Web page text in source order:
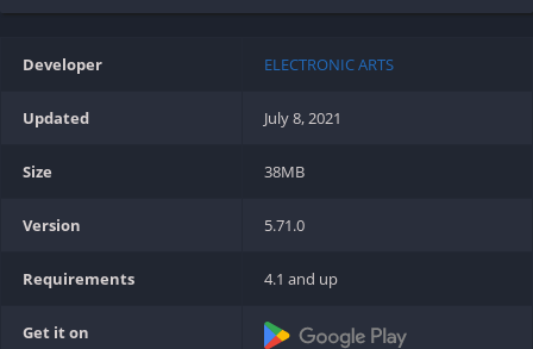
Developer ELECTRONIC ARTS
Updated July 8, 2021
Size 38MB
Version 5.71.0
Requirements 4.1 and up
Get it on